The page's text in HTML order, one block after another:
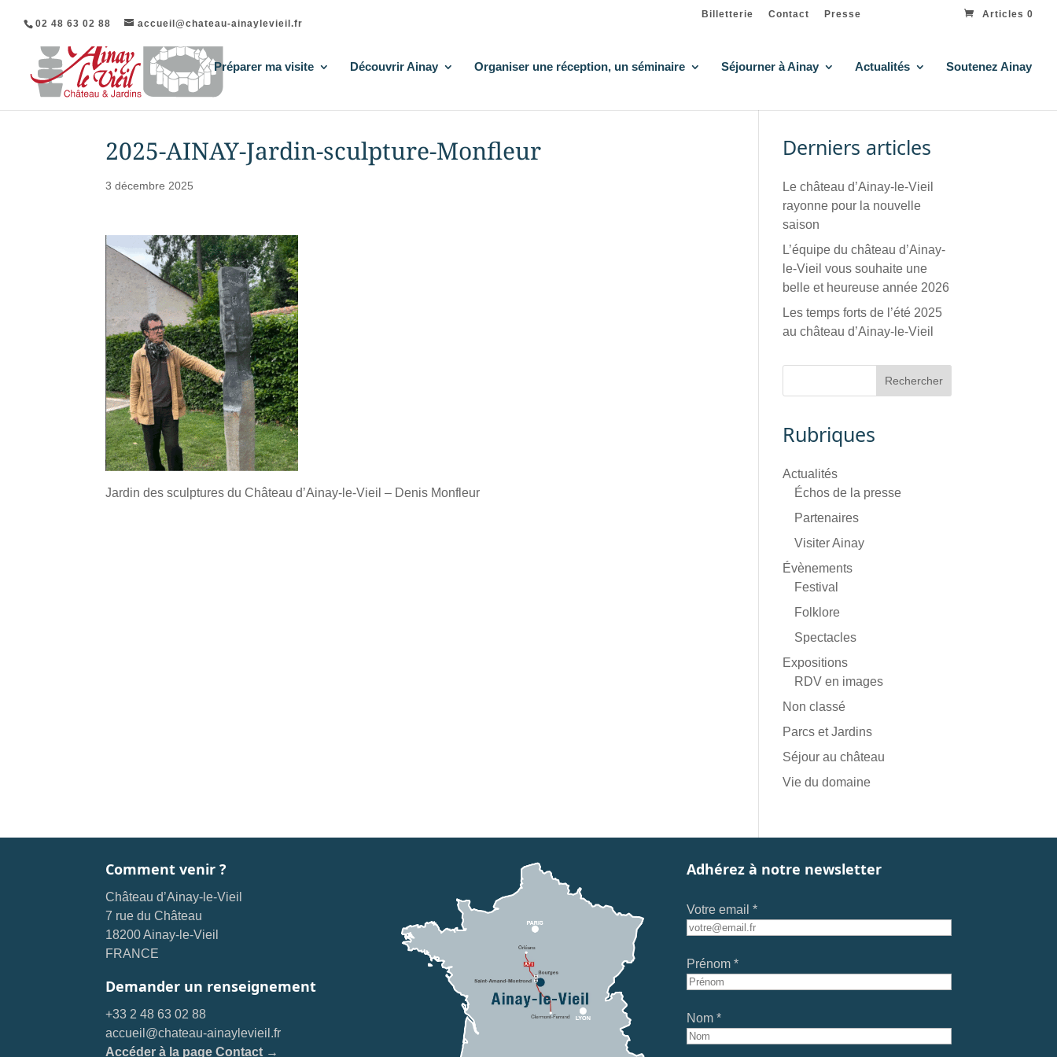
02 48 63 02 88 accueil@chateau-ainaylevieil.fr
Billetterie Contact Presse Articles 0
Préparer ma visite Découvrir Ainay Organiser une réception, un séminaire Séjourner à Ainay Actualités Soutenez Ainay
2025-AINAY-Jardin-sculpture-Monfleur
3 décembre 2025
Jardin des sculptures du Château d’Ainay-le-Vieil – Denis Monfleur
Derniers articles
Le château d’Ainay-le-Vieil
rayonne pour la nouvelle
saison
L’équipe du château d’Ainay-
le-Vieil vous souhaite une
belle et heureuse année 2026
Les temps forts de l’été 2025
au château d’Ainay-le-Vieil
Rubriques
Actualités
Échos de la presse
Partenaires
Visiter Ainay
Évènements
Festival
Folklore
Spectacles
Expositions
RDV en images
Non classé
Parcs et Jardins
Séjour au château
Vie du domaine
Comment venir ?
Château d’Ainay-le-Vieil
7 rue du Château
18200 Ainay-le-Vieil
FRANCE
Demander un renseignement
+33 2 48 63 02 88
accueil@chateau-ainaylevieil.fr
Accéder à la page Contact →
Adhérez à notre newsletter
Votre email *
Prénom *
Nom *